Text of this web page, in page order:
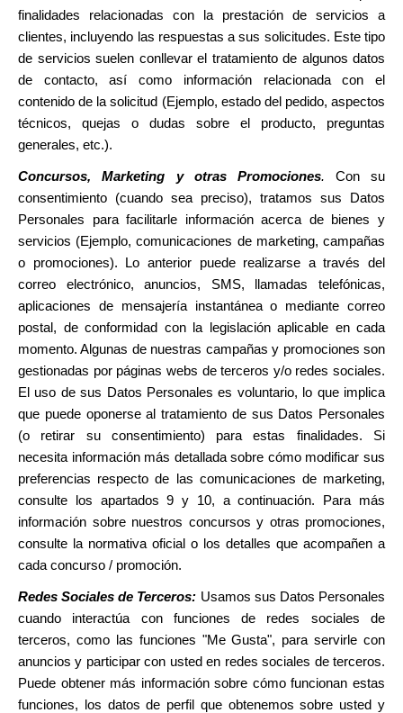
finalidades relacionadas con la prestación de servicios a
clientes, incluyendo las respuestas a sus solicitudes. Este tipo
de servicios suelen conllevar el tratamiento de algunos datos
de contacto, así como información relacionada con el
contenido de la solicitud (Ejemplo, estado del pedido, aspectos
técnicos, quejas o dudas sobre el producto, preguntas
generales, etc.).
Concursos, Marketing y otras Promociones.
Con su
consentimiento (cuando sea preciso), tratamos sus Datos
Personales para facilitarle información acerca de bienes y
servicios (Ejemplo, comunicaciones de marketing, campañas
o promociones). Lo anterior puede realizarse a través del
correo electrónico, anuncios, SMS, llamadas telefónicas,
aplicaciones de mensajería instantáneao mediante correo
postal, de conformidad con la legislación aplicable en cada
momento. Algunas de nuestras campañas y promociones son
gestionadas por páginas webs de terceros y/o redes sociales.
El uso de sus Datos Personales es voluntario, lo que implica
que puede oponerse al tratamiento de sus Datos Personales
(o retirar su consentimiento) para estas finalidades. Si
necesita información más detallada sobre cómo modificar sus
preferencias respecto de las comunicaciones de marketing,
consulte los apartados 9 y 10, a continuación. Para más
información sobre nuestros concursos y otras promociones,
consulte la normativa oficial o los detalles que acompañen a
cada concurso / promoción.
Redes Sociales de Terceros: Usamos sus Datos Personales
cuando interactúa con funciones de redes sociales de
terceros, como las funciones "Me Gusta", para servirle con
anuncios y participar con usted en redes sociales de terceros.
Puede obtener más información sobre cómo funcionan estas
funciones, los datos de perfil que obtenemos sobre usted y